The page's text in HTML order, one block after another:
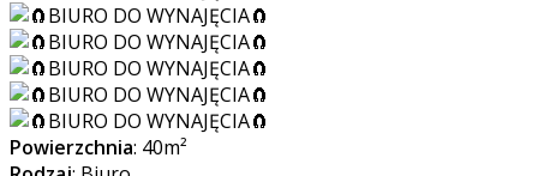
Powierzchnia: 40m²